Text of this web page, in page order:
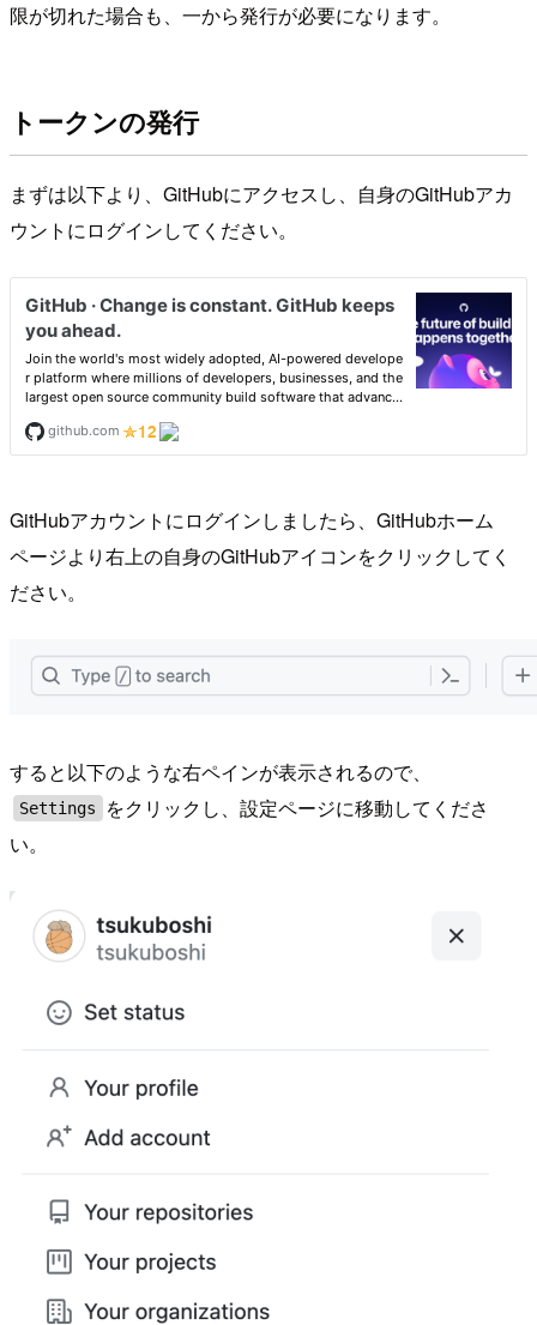
限が切れた場合も、一から発行が必要になります。
トークンの発行
まずは以下より、GitHubにアクセスし、自身のGitHubアカ
ウントにログインしてください。
GitHubアカウントにログインしましたら、GitHubホーム
ページより右上の自身のGitHubアイコンをクリックしてく
ださい。
すると以下のような右ペインが表示されるので、
Settings
をクリックし、設定ページに移動してくださ
い。